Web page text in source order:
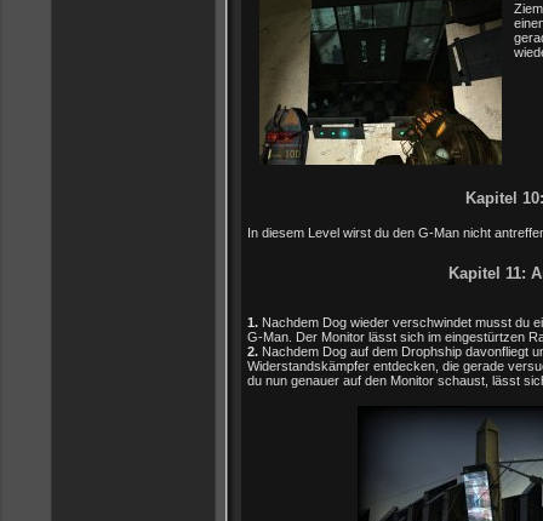
Kapitel
In diesem Level wirst du den G-Man nicht
Kapitel 11:
1. Nachdem Dog wieder verschwindet musst du
G-Man. Der Monitor lässt sich im eingestürtzen
2. Nachdem Dog auf dem Drophship davonfliegt
Widerstandskämpfer entdecken, die gerade
du nun genauer auf den Monitor schaust, lässt